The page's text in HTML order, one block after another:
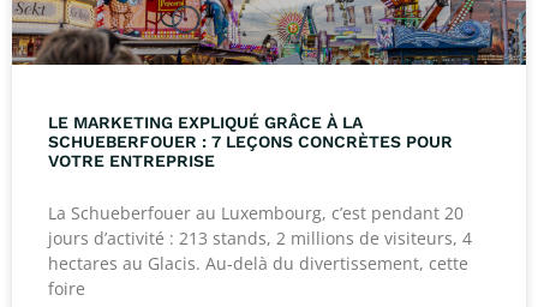
LE MARKETING EXPLIQUÉ GRÂCE À LA
SCHUEBERFOUER : 7 LEÇONS CONCRÈTES POUR
VOTRE ENTREPRISE
La Schueberfouer au Luxembourg, c’est pendant 20
jours d’activité : 213 stands, 2 millions de visiteurs, 4
hectares au Glacis. Au-delà du divertissement, cette
foire